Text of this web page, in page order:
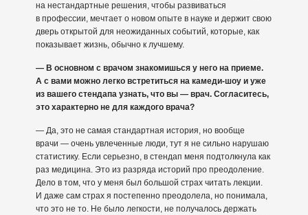
на нестандартные решения, чтобы развиваться
в профессии, мечтает о новом опыте в науке и держит свою
дверь открытой для неожиданных событий, которые, как
показывает жизнь, обычно к лучшему.
— В основном с врачом знакомишься у него на приеме.
А с вами можно легко встретиться на камеди-шоу и уже
из вашего стендапа узнать, что вы — врач. Согласитесь,
это характерно не для каждого врача?
— Да, это не самая стандартная история, но вообще
врачи — очень увлеченные люди, тут я не сильно нарушаю
статистику. Если серьезно, в стендап меня подтолкнула как
раз медицина. Это из разряда историй про преодоление.
Дело в том, что у меня был большой страх читать лекции.
И даже сам страх я постепенно преодолела, но понимала,
что это не то. Не было легкости, не получалось держать